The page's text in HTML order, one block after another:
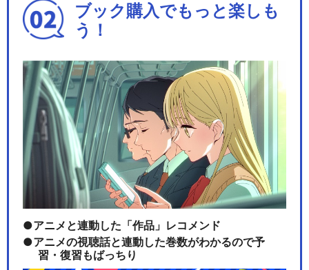
紅蓮の弓矢/Linked Horizon
閉じる
ブック購入でもっと楽しも
う！
アニメと連動した「作品」レコメンド
アニメの視聴話と連動した巻数がわかるので予
習・復習もばっちり